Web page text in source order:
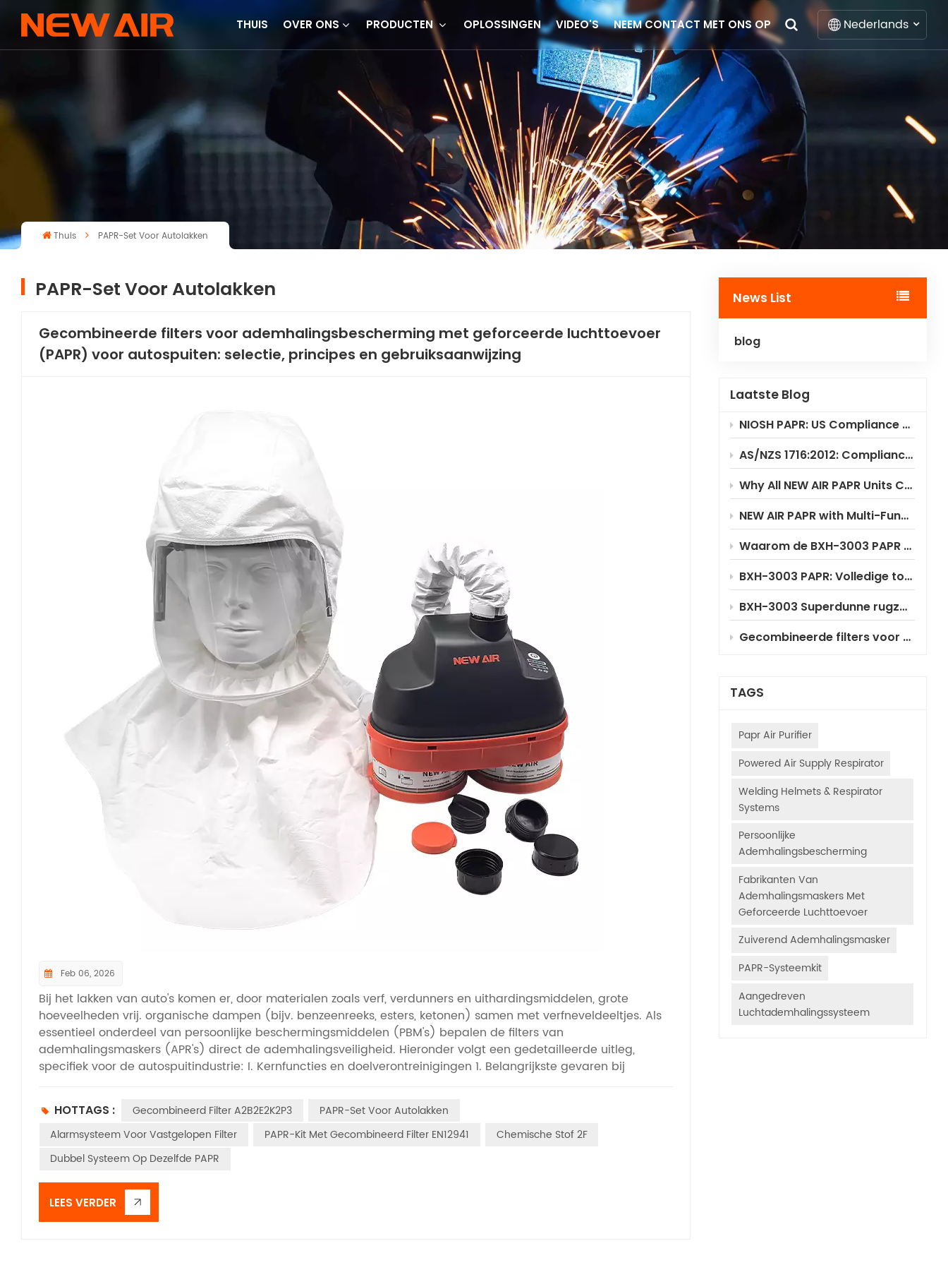
THUIS OVER ONS PRODUCTEN OPLOSSINGEN VIDEO'S NEEM CONTACT MET ONS OP Nederlands
Español
Português
Thuis PAPR-Set Voor Autolakken
News List
blog
Laatste Blog
NIOSH PAPR: US Compliance & Testing Requirements
AS/NZS 1716:2012: Compliance Standard for PAPR Respirators
Why All NEW AIR PAPR Units Choose RILSA NB1024 for Certification?
NEW AIR PAPR with Multi-Functional Flip-Up Welding Helmet
Waarom de BXH-3003 PAPR aanzienlijke kostenbesparingen oplevert
BXH-3003 PAPR: Volledige toepassingsscenario-analyse
BXH-3003 Superdunne rugzakstijl PAPR
Gecombineerde filters voor ademhalingsbescherming met geforceerde luchttoevoer (PAPR) voor autospuiten: selectie, principes en gebruiksaanwijzing
TAGS
Papr Air Purifier
Powered Air Supply Respirator
Welding Helmets & Respirator
Systems
Persoonlijke
Ademhalingsbescherming
Fabrikanten Van
Ademhalingsmaskers Met
Geforceerde Luchttoevoer
Zuiverend Ademhalingsmasker
PAPR-Systeemkit
Aangedreven
Luchtademhalingssysteem
PAPR-Set Voor Autolakken
Gecombineerde filters voor ademhalingsbescherming met geforceerde luchttoevoer
(PAPR) voor autospuiten: selectie, principes en gebruiksaanwijzing
Feb 06, 2026
Bij het lakken van auto's komen er, door materialen zoals verf, verdunners en uithardingsmiddelen, grote
hoeveelheden vrij. organische dampen (bijv. benzeenreeks, esters, ketonen) samen met verfneveldeeltjes. Als
essentieel onderdeel van persoonlijke beschermingsmiddelen (PBM's) bepalen de filters van
ademhalingsmaskers (APR's) direct de ademhalingsveiligheid. Hieronder volgt een gedetailleerde uitleg,
specifiek voor de autospuitindustrie: I. Kernfuncties en doelverontreinigingen 1. Belangrijkste gevaren bij
Vloeibare verfdruppels die ontstaan ​​tijdens het spuiten (doorgaans met een diameter van 0,1-10 μm);Sporen
van zure gassen: kleine hoeveelheden organische zuren die vrijkomen tijdens het uitharden van sommige
coatings op waterbasis. Kernfuncties: Absorbeert giftige organische dampen en filtert
verfneveldeeltjes.waardoor duizeligheid en ademhalingsirritatie worden voorkomen en het risico op
beroepsziekten op de lange termijn wordt verminderd.2. Gangbare PAPR-patroontypen voor autolakken
(geclassificeerd volgens EN 14387) TypeKernbeschermingsbereikGeschikte scenario's voor het lakken van
auto'sType A (Organische dampen)Organische verbindingen met een kookpunt van >65℃ (bijv. tolueen,
HOTTAGS : Gecombineerd Filter A2B2E2K2P3
PAPR-Set Voor Autolakken
Alarmsysteem Voor Vastgelopen Filter
PAPR-Kit Met Gecombineerd Filter EN12941
Chemische Stof 2F
Dubbel Systeem Op Dezelfde PAPR
LEES VERDER